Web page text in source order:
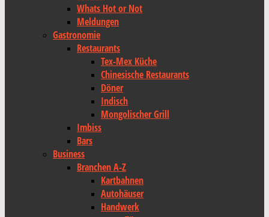
Whats Hot or Not
Meldungen
Gastronomie
Restaurants
Tex-Mex Küche
Chinesische Restaurants
Döner
Indisch
Mongolischer Grill
Imbiss
Bars
Business
Branchen A-Z
Kartbahnen
Autohäuser
Handwerk